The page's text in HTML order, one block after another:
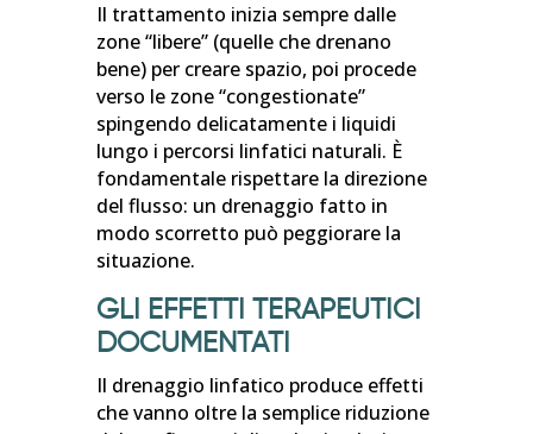
Il trattamento inizia sempre dalle
zone “libere” (quelle che drenano
bene) per creare spazio, poi procede
verso le zone “congestionate”
spingendo delicatamente i liquidi
lungo i percorsi linfatici naturali. È
fondamentale rispettare la direzione
del flusso: un drenaggio fatto in
modo scorretto può peggiorare la
situazione.
GLI EFFETTI TERAPEUTICI
DOCUMENTATI
Il drenaggio linfatico produce effetti
che vanno oltre la semplice riduzione